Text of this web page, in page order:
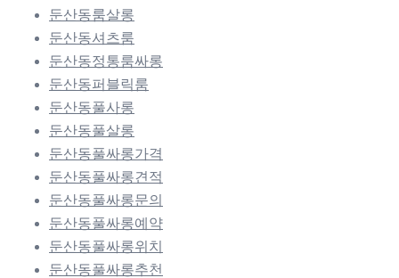
둔산동룸살롱
둔산동셔츠룸
둔산동정통룸싸롱
둔산동퍼블릭룸
둔산동풀사롱
둔산동풀살롱
둔산동풀싸롱가격
둔산동풀싸롱견적
둔산동풀싸롱문의
둔산동풀싸롱예약
둔산동풀싸롱위치
둔산동풀싸롱추천